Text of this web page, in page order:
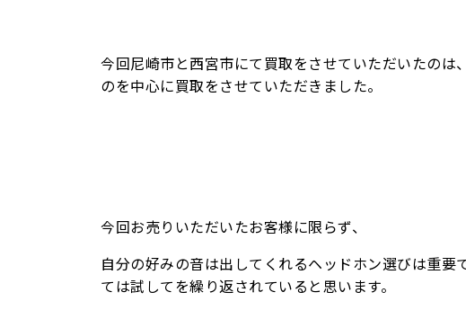
今回尼崎市と西宮市にて買取をさせていただいたの
のを中心に買取をさせていただきました。
今回お売りいただいたお客様に限らず、
自分の好みの音は出してくれるヘッドホン選びは重
ては試してを繰り返されていると思います。